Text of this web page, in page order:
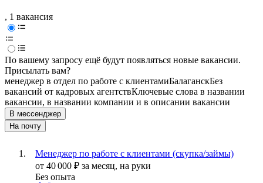
, 1 вакансия
По вашему запросу ещё будут появляться новые вакансии.
Присылать вам?
менеджер в отдел по работе с клиентамиБалаганскБез
вакансий от кадровых агентствКлючевые слова в названии
вакансии, в названии компании и в описании вакансии
В мессенджер
На почту
Менеджер по работе с клиентами (скупка/займы)
от 40 000 ₽ за месяц, на руки
Без опыта